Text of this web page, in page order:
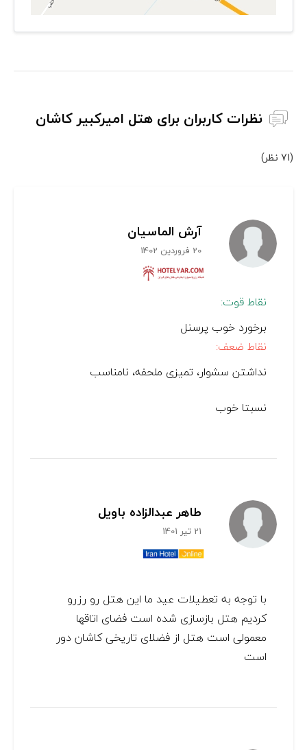
نظرات کاربران برای هتل امیرکبیر کاشان
(71 نظر)
آرش الماسیان
20 فروردین 1402
نقاط قوت:
برخورد خوب پرسنل
نقاط ضعف:
نداشتن سشوار، تمیزی ملحفه، نامناسب
نسبتا خوب
طاهر عبدالزاده باویل
21 تیر 1401
با توجه به تعطیلات عید ما این هتل رو رزرو
کردیم هتل بازسازی شده است فضای اتاقها
معمولی است هتل از فضلای تاریخی کاشان دور
است